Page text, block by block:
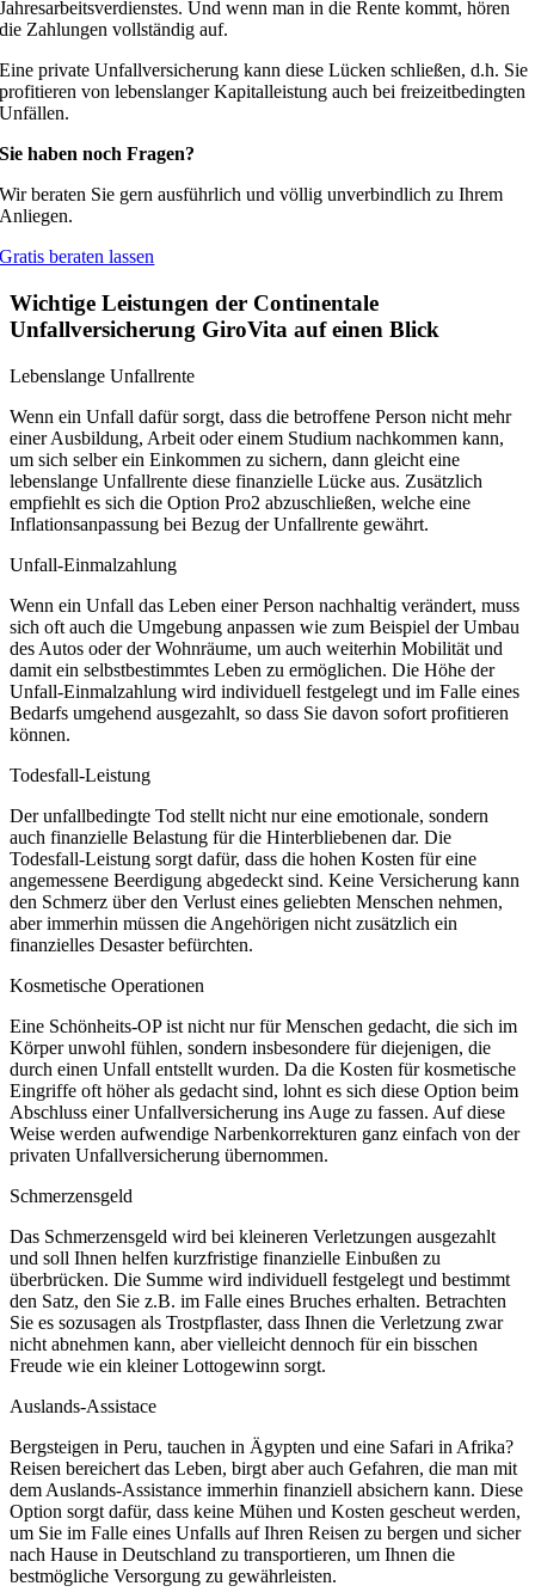
Jahresarbeitsverdienstes. Und wenn man in die Rente kommt, hören
die Zahlungen vollständig auf.
Eine private Unfallversicherung kann diese Lücken schließen, d.h. Sie
profitieren von lebenslanger Kapitalleistung auch bei freizeitbedingten
Unfällen.
Sie haben noch Fragen?
Wir beraten Sie gern ausführlich und völlig unverbindlich zu Ihrem
Anliegen.
Gratis beraten lassen
Wichtige Leistungen der Continentale
Unfallversicherung GiroVita auf einen Blick
Lebenslange Unfallrente
Wenn ein Unfall dafür sorgt, dass die betroffene Person nicht mehr
einer Ausbildung, Arbeit oder einem Studium nachkommen kann,
um sich selber ein Einkommen zu sichern, dann gleicht eine
lebenslange Unfallrente diese finanzielle Lücke aus. Zusätzlich
empfiehlt es sich die Option Pro2 abzuschließen, welche eine
Inflationsanpassung bei Bezug der Unfallrente gewährt.
Unfall-Einmalzahlung
Wenn ein Unfall das Leben einer Person nachhaltig verändert, muss
sich oft auch die Umgebung anpassen wie zum Beispiel der Umbau
des Autos oder der Wohnräume, um auch weiterhin Mobilität und
damit ein selbstbestimmtes Leben zu ermöglichen. Die Höhe der
Unfall-Einmalzahlung wird individuell festgelegt und im Falle eines
Bedarfs umgehend ausgezahlt, so dass Sie davon sofort profitieren
können.
Todesfall-Leistung
Der unfallbedingte Tod stellt nicht nur eine emotionale, sondern
auch finanzielle Belastung für die Hinterbliebenen dar. Die
Todesfall-Leistung sorgt dafür, dass die hohen Kosten für eine
angemessene Beerdigung abgedeckt sind. Keine Versicherung kann
den Schmerz über den Verlust eines geliebten Menschen nehmen,
aber immerhin müssen die Angehörigen nicht zusätzlich ein
finanzielles Desaster befürchten.
Kosmetische Operationen
Eine Schönheits-OP ist nicht nur für Menschen gedacht, die sich im
Körper unwohl fühlen, sondern insbesondere für diejenigen, die
durch einen Unfall entstellt wurden. Da die Kosten für kosmetische
Eingriffe oft höher als gedacht sind, lohnt es sich diese Option beim
Abschluss einer Unfallversicherung ins Auge zu fassen. Auf diese
Weise werden aufwendige Narbenkorrekturen ganz einfach von der
privaten Unfallversicherung übernommen.
Schmerzensgeld
Das Schmerzensgeld wird bei kleineren Verletzungen ausgezahlt
und soll Ihnen helfen kurzfristige finanzielle Einbußen zu
überbrücken. Die Summe wird individuell festgelegt und bestimmt
den Satz, den Sie z.B. im Falle eines Bruches erhalten. Betrachten
Sie es sozusagen als Trostpflaster, dass Ihnen die Verletzung zwar
nicht abnehmen kann, aber vielleicht dennoch für ein bisschen
Freude wie ein kleiner Lottogewinn sorgt.
Auslands-Assistace
Bergsteigen in Peru, tauchen in Ägypten und eine Safari in Afrika?
Reisen bereichert das Leben, birgt aber auch Gefahren, die man mit
dem Auslands-Assistance immerhin finanziell absichern kann. Diese
Option sorgt dafür, dass keine Mühen und Kosten gescheut werden,
um Sie im Falle eines Unfalls auf Ihren Reisen zu bergen und sicher
nach Hause in Deutschland zu transportieren, um Ihnen die
bestmögliche Versorgung zu gewährleisten.